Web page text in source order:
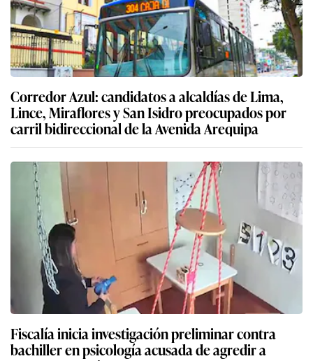
Corredor Azul: candidatos a alcaldías de Lima,
Lince, Miraflores y San Isidro preocupados por
carril bidireccional de la Avenida Arequipa
Fiscalía inicia investigación preliminar contra
bachiller en psicología acusada de agredir a